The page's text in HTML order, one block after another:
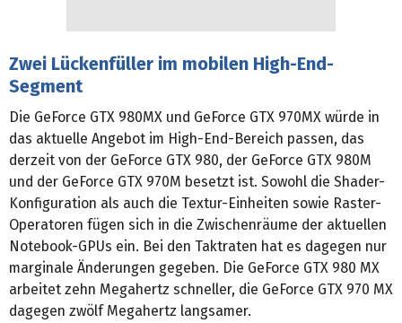
Zwei Lückenfüller im mobilen High-End-
Segment
Die GeForce GTX 980MX und GeForce GTX 970MX würde in
das aktuelle Angebot im High-End-Bereich passen, das
derzeit von der GeForce GTX 980, der GeForce GTX 980M
und der GeForce GTX 970M besetzt ist. Sowohl die Shader-
Konfiguration als auch die Textur-Einheiten sowie Raster-
Operatoren fügen sich in die Zwischenräume der aktuellen
Notebook-GPUs ein. Bei den Taktraten hat es dagegen nur
marginale Änderungen gegeben. Die GeForce GTX 980 MX
arbeitet zehn Megahertz schneller, die GeForce GTX 970 MX
dagegen zwölf Megahertz langsamer.